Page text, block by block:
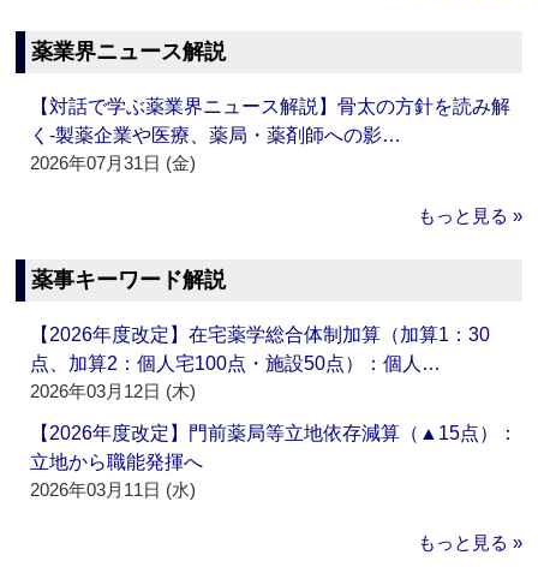
薬業界ニュース解説
【対話で学ぶ薬業界ニュース解説】骨太の方針を読み解
く‐製薬企業や医療、薬局・薬剤師への影…
2026年07月31日 (金)
もっと見る »
薬事キーワード解説
【2026年度改定】在宅薬学総合体制加算（加算1：30
点、加算2：個人宅100点・施設50点）：個人…
2026年03月12日 (木)
【2026年度改定】門前薬局等立地依存減算（▲15点）：
立地から職能発揮へ
2026年03月11日 (水)
もっと見る »